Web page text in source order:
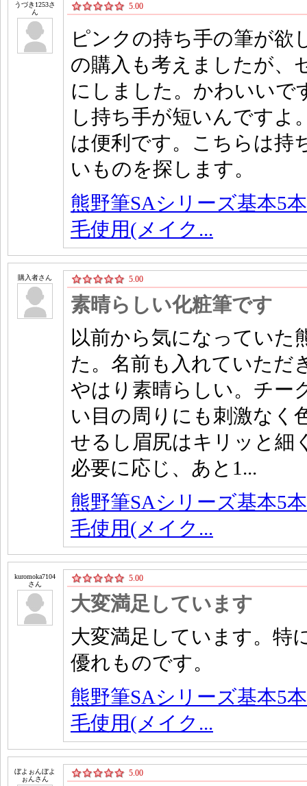
うづき1253さ
ん
5.00
ピンクの持ち手の筆が欲
の購入も考えましたが、
にしました。かわいいで
し持ち手が短いんですよ
は便利です。こちらは持
いものを探します。
熊野筆SAシリーズ基本5
毛使用(メイク...
購入者さん 5.00
素晴らしい化粧筆です
以前から気になっていた
た。名前も入れていただ
やはり素晴らしい。チー
い目の周りにも刺激なく
せるし眉尻はキリッと細
必要に応じ、あと1...
熊野筆SAシリーズ基本5
毛使用(メイク...
kuromoka7104
さん
5.00
大変満足しています
大変満足しています。特
優れものです。
熊野筆SAシリーズ基本5
毛使用(メイク...
ぼよぉんぼよ
ぉんさん
5.00